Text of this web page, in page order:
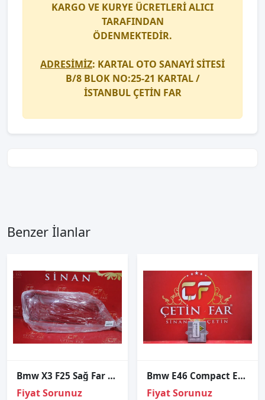
KARGO VE KURYE ÜCRETLERİ ALICI
TARAFINDAN
ÖDENMEKTEDİR.
ADRESİMİZ: KARTAL OTO SANAYİ SİTESİ
B/8 BLOK NO:25-21 KARTAL /
İSTANBUL ÇETİN FAR
Benzer İlanlar
Bmw X3 F25 Sağ Far Cami
Fiyat Sorunuz
Bmw E46 Compact E63 E64 X3 E83 Xenon Beyni̇ Sıfır 1998-2003 63126905495
Fiyat Sorunuz